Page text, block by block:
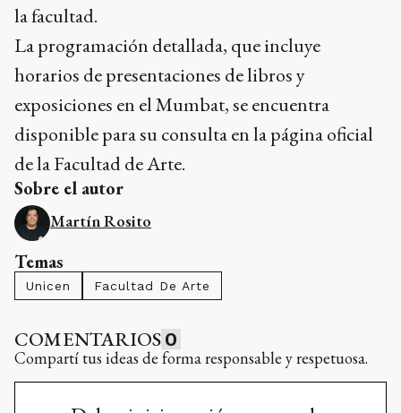
la facultad.
La programación detallada, que incluye
horarios de presentaciones de libros y
exposiciones en el Mumbat, se encuentra
disponible para su consulta en la página oficial
de la Facultad de Arte.
Sobre el autor
Martín Rosito
Temas
Unicen Facultad De Arte
COMENTARIOS 0
Compartí tus ideas de forma responsable y respetuosa.